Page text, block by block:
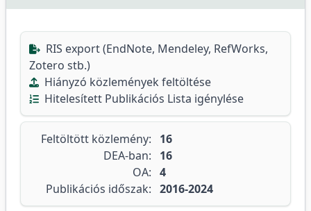
RIS export (EndNote, Mendeley, RefWorks,
Zotero stb.)
Hiányzó közlemények feltöltése
Hitelesített Publikációs Lista igénylése
Feltöltött közlemény:
16
DEA-ban:
16
OA: 4
Publikációs időszak: 2016-2024